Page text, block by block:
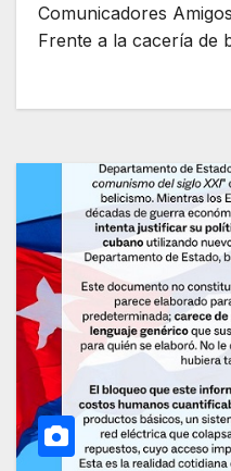
Comunicadores
Frente a la cacería de